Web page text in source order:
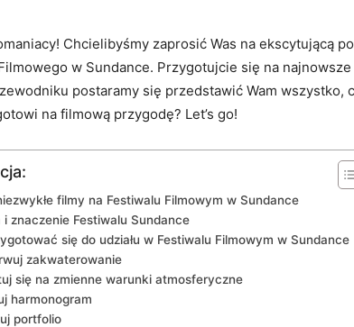
Chcielibyśmy zaprosić Was na ekscytującą
w Sundance. Przygotujcie się na
postaramy się przedstawić Wam
na filmową przygodę? Let’s go!
filmy na Festiwalu Filmowym w Sundance
i znaczenie Festiwalu Sundance
się do udziału w Festiwalu Filmowym w Sundance
zakwaterowanie
się na zmienne warunki atmosferyczne
harmonogram
portfolio